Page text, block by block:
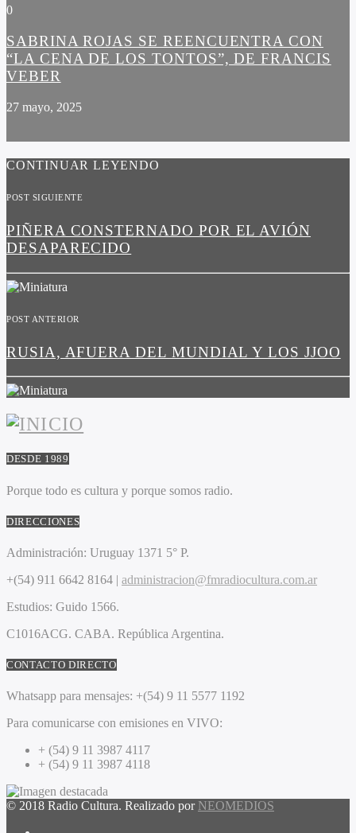
0
SABRINA ROJAS SE REENCUENTRA CON
“LA CENA DE LOS TONTOS”, DE FRANCIS
VEBER
27 mayo, 2025
CONTINUAR LEYENDO
POST SIGUIENTE
PIÑERA CONSTERNADO POR EL AVIÓN
DESAPARECIDO
POST ANTERIOR
RUSIA, AFUERA DEL MUNDIAL Y LOS JJOO
DESDE 1989
Porque todo es cultura y porque somos radio.
DIRECCIONES
Administración: Uruguay 1371 5° P.
+(54) 911 6642 8164 | administracion@fmradiocultura.com.ar
Estudios: Guido 1566.
C1016ACG. CABA. República Argentina.
CONTACTO DIRECTO
Whatsapp para mensajes: +(54) 9 11 5577 1192
Para comunicarse con emisiones en VIVO:
+ (54) 9 11 3987 4117
+ (54) 9 11 3987 4118
© 2018 Radio Cultura. Realizado por NEOMEDIOS